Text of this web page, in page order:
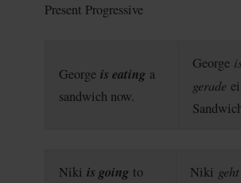
Present Progressive
Georgeis eating a
sandwich now.
George
gerade
Nikiis going to
Niki geht